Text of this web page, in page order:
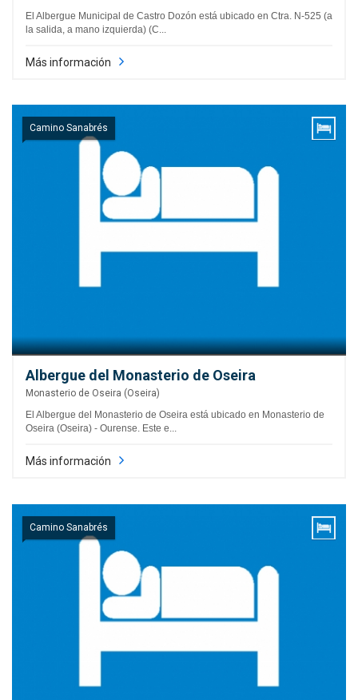
El Albergue Municipal de Castro Dozón está ubicado en Ctra. N-525 (a
la salida, a mano izquierda) (C...
Más información
Camino Sanabrés
Albergue del Monasterio de Oseira
Monasterio de Oseira (Oseira)
El Albergue del Monasterio de Oseira está ubicado en Monasterio de
Oseira (Oseira) - Ourense. Este e...
Más información
Camino Sanabrés